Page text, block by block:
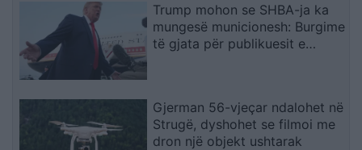
Trump mohon se SHBA-ja ka
mungesë municionesh: Burgime
të gjata për publikuesit e
Gjerman 56-vjeçar ndalohet në
Strugë, dyshohet se filmoi me
dron një objekt ushtarak